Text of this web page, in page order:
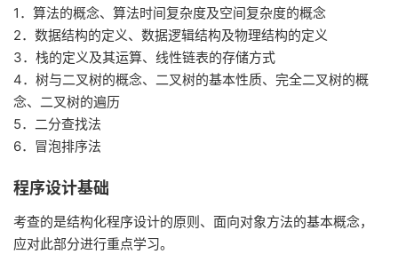
1．算法的概念、算法时间复杂度及空间复杂度的概念
2．数据结构的定义、数据逻辑结构及物理结构的定义
3．栈的定义及其运算、线性链表的存储方式
4．树与二叉树的概念、二叉树的基本性质、完全二叉树的概
念、二叉树的遍历
5．二分查找法
6．冒泡排序法
程序设计基础
考查的是结构化程序设计的原则、面向对象方法的基本概念，
应对此部分进行重点学习。